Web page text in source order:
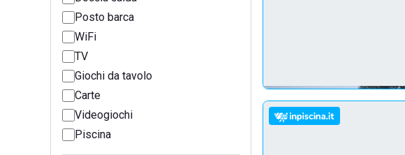
Posto barca
WiFi
TV
Giochi da tavolo
Carte
Videogiochi
Piscina